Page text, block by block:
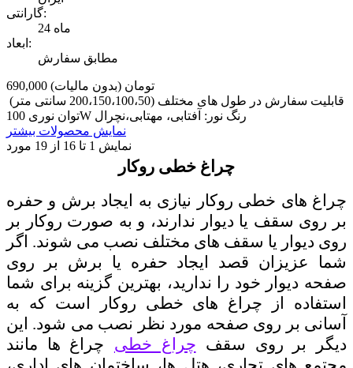
گارانتی:
24 ماه
ابعاد:
مطابق سفارش
690,000 تومان (بدون مالیات)
توان نوری 100W رنگ نور: آفتابی، مهتابی،نچرال
نمایش محصولات بیشتر
نمایش 1 تا 16 از 19 مورد
چراغ خطی روکار
چراغ های خطی روکار نیازی به ایجاد برش و حفره
بر روی سقف یا دیوار ندارند، و به صورت روکار بر
روی دیوار یا سقف های مختلف نصب می شوند. اگر
شما عزیزان قصد ایجاد حفره یا برش بر روی
صفحه دیوار خود را ندارید، بهترین گزینه برای شما
استفاده از چراغ های خطی روکار است که به
آسانی بر روی صفحه مورد نظر نصب می شود. این
چراغ ها مانند
چراغ خطی دیگر بر روی سقف